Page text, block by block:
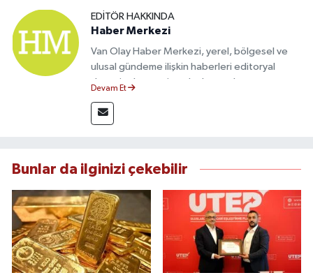
EDITÖR HAKKINDA
Haber Merkezi
Van Olay Haber Merkezi, yerel, bölgesel ve
ulusal gündeme ilişkin haberleri editoryal
denetimden geçirerek okuyuculara
gazetecilik etik ilkeleri doğrultusunda
hazırlanan içerikler, güvenilir kaynaklara dayalı
Devam Et
Bunlar da ilginizi çekebilir